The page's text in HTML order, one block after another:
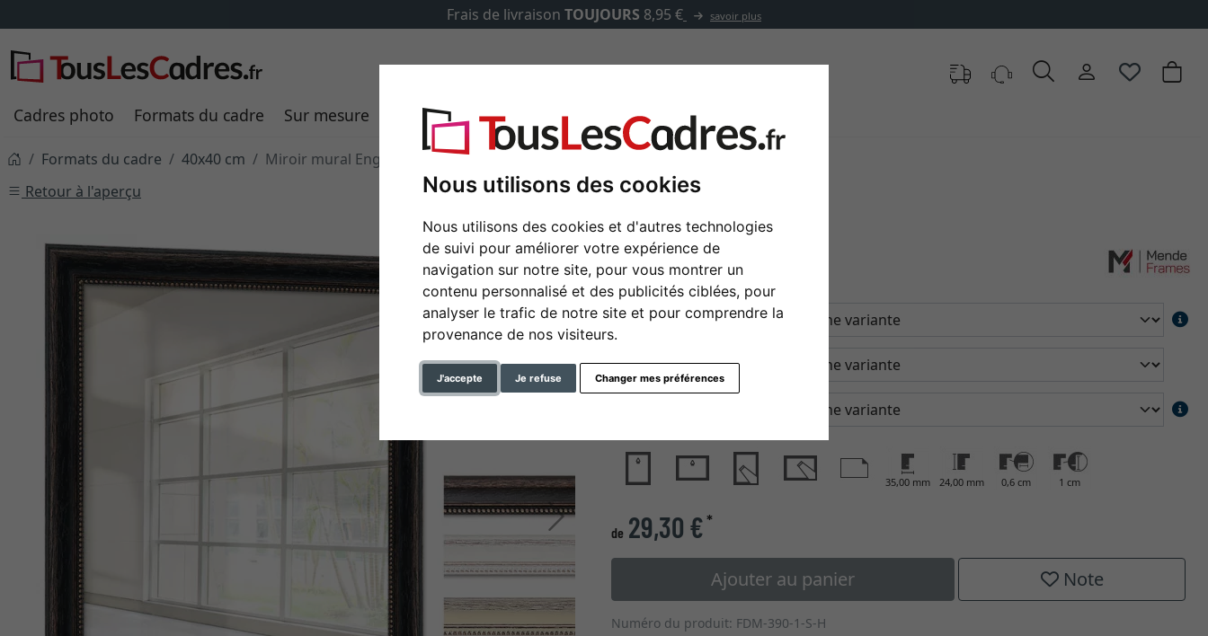
Nous utilisons des cookies
Nous utilisons des cookies et d'autres technologies
de suivi pour améliorer votre expérience de
navigation sur notre site, pour vous montrer un
contenu personnalisé et des publicités ciblées, pour
analyser le trafic de notre site et pour comprendre la
provenance de nos visiteurs.
J'accepte Je refuse Changer mes préférences
Frais de livraison TOUJOURS 8,95 € savoir plus
Cadres photo Formats du cadre Sur mesure Passe-partout Marques Accessoires
Formats du cadre 40x40 cm
Miroir mural Engsle
Retour à l'aperçu
Retour Continuer
Miroir mural Engsle
format
couleur
35,00 mm 24,00 mm 0,6 cm 1 cm
de 29,30 €*
Ajouter au panier Note
Numéro du produit: FDM-390-1-S-H